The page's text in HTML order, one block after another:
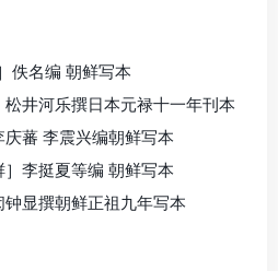
佚名编 朝鲜写本
井河乐撰日本元禄十一年刊本
蕃 李震兴编朝鲜写本
李挺夏等编 朝鲜写本
显撰朝鲜正祖九年写本